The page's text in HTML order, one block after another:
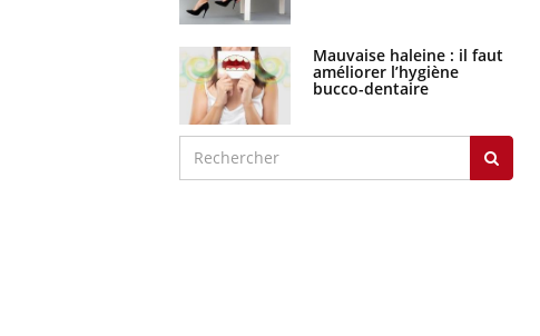
Mauvaise haleine : il faut
améliorer l’hygiène
bucco-dentaire